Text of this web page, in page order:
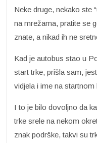
Neke druge, nekako ste
na mrežama, pratite se
znate, a nikad ih ne
Kad je autobus stao u
start trke, prišla sam,
vidjela i ime na startnom
I to je bilo dovoljno da
trke srele na nekom
znak podrške, takvi su